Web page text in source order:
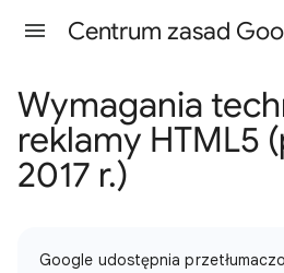
Wymagania
reklamy HTML5
2017 r.)
Google udostępnia